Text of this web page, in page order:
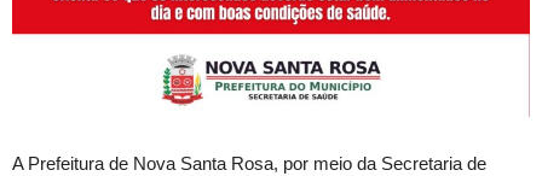
A Prefeitura de Nova Santa Rosa, por meio da Secretaria de